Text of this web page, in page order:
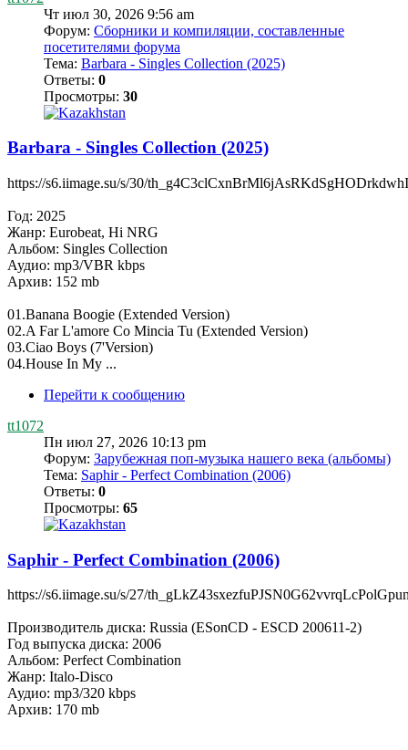
Чт июл 30, 2026 9:56 am
Форум: Сборники и компиляции, составленные
посетителями форума
Тема: Barbara - Singles Collection (2025)
Ответы: 0
Просмотры: 30
Barbara - Singles Collection (2025)
https://s6.iimage.su/s/30/
Год: 2025
Жанр: Eurobeat, Hi NRG
Альбом: Singles Collection
Аудио: mp3/VBR kbps
Архив: 152 mb
01.Banana Boogie (Extended Version)
02.A Far L'amore Co Mincia Tu (Extended Version)
03.Ciao Boys (7'Version)
04.House In My ...
Перейти к сообщению
tt1072
Пн июл 27, 2026 10:13 pm
Форум: Зарубежная поп-музыка нашего века (альбомы)
Тема: Saphir - Perfect Combination (2006)
Ответы: 0
Просмотры: 65
Saphir - Perfect Combination (2006)
https://s6.iimage.su/s/27/
Производитель диска: Russia (ESonCD - ESCD 200611-2)
Год выпуска диска: 2006
Альбом: Perfect Combination
Жанр: Italo-Disco
Аудио: mp3/320 kbps
Архив: 170 mb